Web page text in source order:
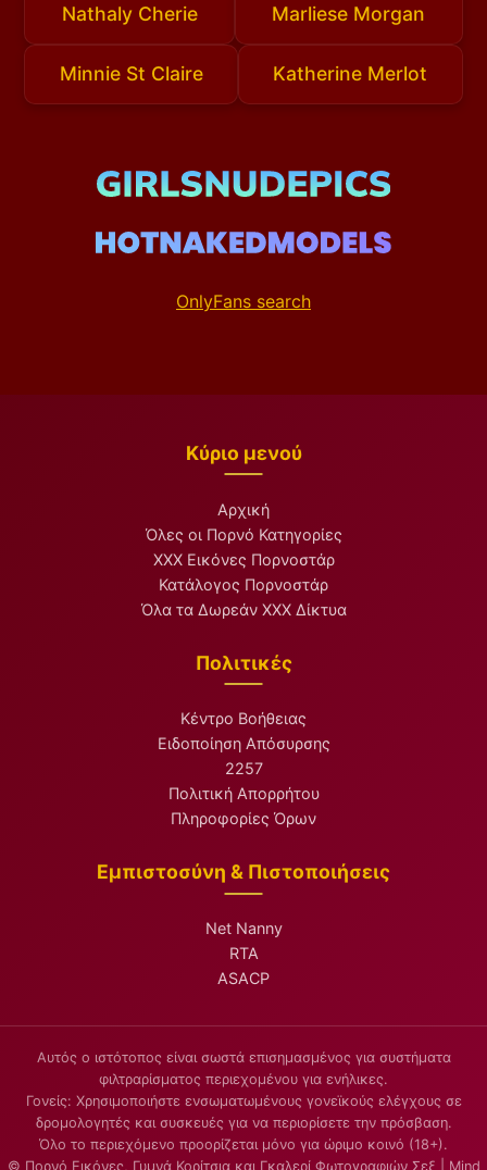
Nathaly Cherie Marliese Morgan
Minnie St Claire Katherine Merlot
OnlyFans search
Κύριο μενού
Αρχική
Όλες οι Πορνό Κατηγορίες
XXX Εικόνες Πορνοστάρ
Κατάλογος Πορνοστάρ
Όλα τα Δωρεάν XXX Δίκτυα
Πολιτικές
Κέντρο Βοήθειας
Ειδοποίηση Απόσυρσης
2257
Πολιτική Απορρήτου
Πληροφορίες Όρων
Εμπιστοσύνη & Πιστοποιήσεις
Net Nanny
RTA
ASACP
Αυτός ο ιστότοπος είναι σωστά επισημασμένος για συστήματα
φιλτραρίσματος περιεχομένου για ενήλικες.
Γονείς: Χρησιμοποιήστε ενσωματωμένους γονεϊκούς ελέγχους σε
δρομολογητές και συσκευές για να περιορίσετε την πρόσβαση.
Όλο το περιεχόμενο προορίζεται μόνο για ώριμο κοινό (18+).
© Πορνό Εικόνες, Γυμνά Κορίτσια και Γκαλερί Φωτογραφιών Σεξ | Mind